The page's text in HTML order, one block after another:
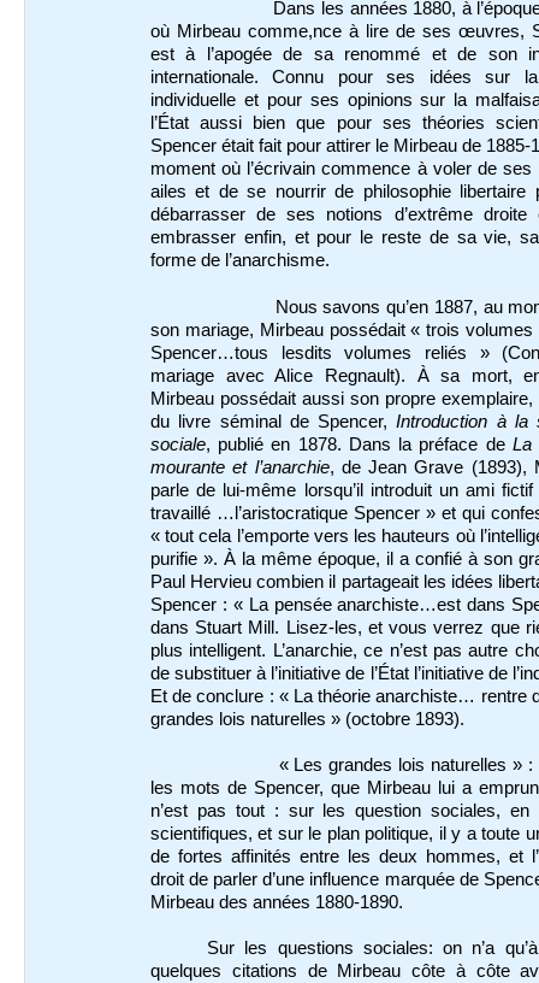
Dans les années 1880, à
où Mirbeau comme,nce à lire de ses œuvres,
est à l’apogée de sa renommé et de son
internationale. Connu pour ses idées sur
individuelle et pour ses opinions sur la
l’État aussi bien que pour ses théories
Spencer était fait pour attirer le Mirbeau de 1885-
moment où l’écrivain commence à voler de ses
ailes et de se nourrir de philosophie libertaire
débarrasser de ses notions d’extrême droite
embrasser enfin, et pour le reste de sa vie,
forme de l’anarchisme.
Nous savons qu’en 1887, au
son mariage, Mirbeau possédait « trois volumes
Spencer…tous lesdits volumes reliés »
mariage avec Alice Regnault). À sa mort,
Mirbeau possédait aussi son propre exemplaire,
du livre séminal de Spencer,Introduction à la
sociale, publié en 1878. Dans la préface de La
mourante et l’anarchie, de Jean Grave (1893),
parle de lui-même lorsqu’il introduit un ami
travaillé …l’aristocratique Spencer » et qui
« tout cela l’emporte vers les hauteurs où
purifie ». À la même époque, il a confié à son
Paul Hervieu combien il partageait les idées
Spencer : « La pensée anarchiste…est dans
dans Stuart Mill. Lisez-les, et vous verrez que
plus intelligent. L’anarchie, ce n’est pas autre
de substituer à l’initiative de l’État l’initiative de
Et de conclure : « La théorie anarchiste… rentre
grandes lois naturelles » (octobre 1893).
« Les grandes lois naturelles » :
les mots de Spencer, que Mirbeau lui a
n’est pas tout : sur les question sociales, en
scientifiques, et sur le plan politique, il y a toute
de fortes affinités entre les deux hommes, et
droit de parler d’une influence marquée de
Mirbeau des années 1880-1890.
Sur les questions sociales: on n’a
quelques citations de Mirbeau côte à côte